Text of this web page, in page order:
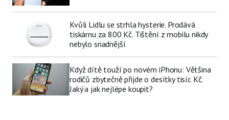
Kvůli Lidlu se strhla hysterie. Prodává
tiskárnu za 800 Kč. Tištění z mobilu nikdy
nebylo snadnější
Když dítě touží po novém iPhonu: Většina
rodičů zbytečně přijde o desítky tisíc Kč.
Jaký a jak nejlépe koupit?